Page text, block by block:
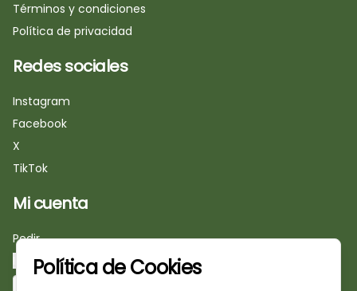
Términos y condiciones
Política de privacidad
Redes sociales
Instagram
Facebook
X
TikTok
Mi cuenta
Pedir
Iniciar sesión
Política de Cookies